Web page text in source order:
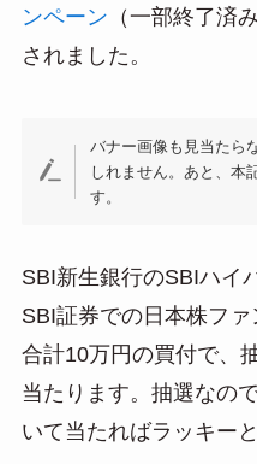
ンペーン （一部終了済
されました。
バナー画像も見当たら
しれません。あと、本
す。
SBI新生銀行のSBIハイ
SBI証券での日本株フ
合計10万円の買付で、
当たります。抽選なの
いて当たればラッキー